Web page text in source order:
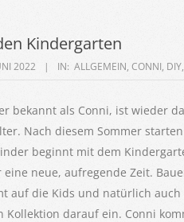
Kindergarten
2022 IN: ALLGEMEIN, CONNI, DIY,
bekannt als Conni, ist wieder
Nach diesem Sommer
beginnt mit dem
eine neue, aufregende Zeit.
auf die Kids und natürlich
darauf ein. Conni